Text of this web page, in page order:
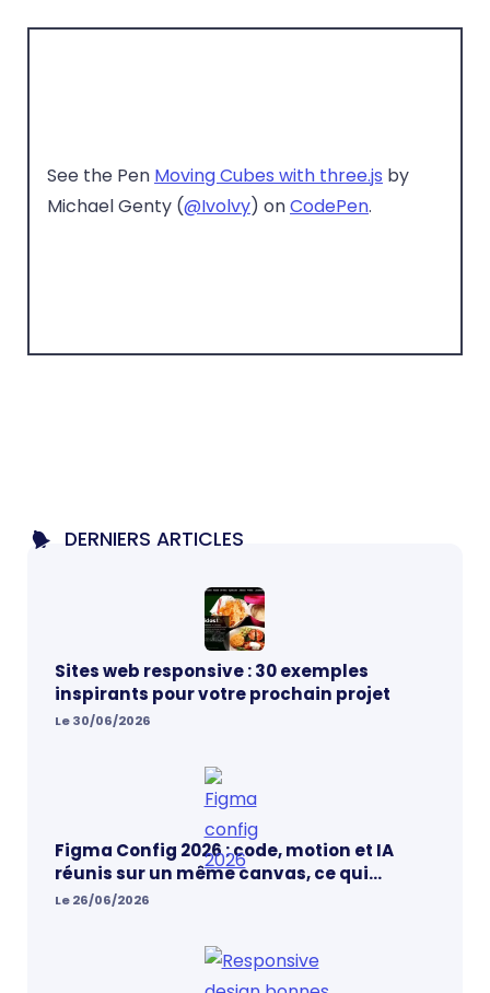
See the Pen Moving Cubes with three.js by
Michael Genty (@Ivolvy) onCodePen.
DERNIERS ARTICLES
Sites web responsive : 30 exemples
inspirants pour votre prochain projet
Le 30/06/2026
Figma Config 2026 : code, motion et IA
réunis sur un même canvas, ce qui
change vraiment pour les designers
Le 26/06/2026